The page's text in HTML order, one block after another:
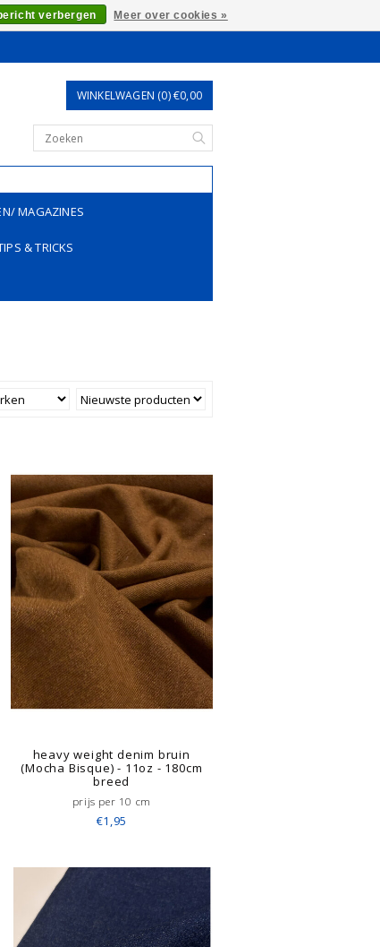
WINKELWAGEN (0) €0,00
MAGAZINES
& TRICKS
heavy weight denim bruin
(Mocha Bisque) - 11oz - 180cm
breed
prijs per 10 cm
€1,95
verbergen Meer over cookies »